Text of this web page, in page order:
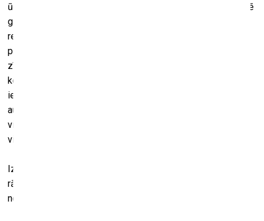
ūdensaugu karalieni, tai radniecīgais lotosa zieds simbolizē
garīgu atjaunošanos un atdzimšanu. Jaunajā izstādē
redzamās ūdensrozes tapušas no jūgendstila perioda līdz
pat 20. gadsimta otrajai pusei un “zied” visu gadu – tās
zīmētas uz porcelāna un stikla, izkaltas metālā, iegravētas
kokā un dārgmetālā, izšūtas uz dažādām tekstilijām,
iespiestas uz pastkartēm un grāmatām, gleznotas uz
audekla. Izstādē skatāmās ūdensrozes attēlotas uz
visdažādāko izmēru priekšmetiem – no uzpirksteņa līdz
vitrāžai un lambrekenam.
Izstādē būs aplūkojams arī Rīgā darināts jūgendstila laika
rāmis, ko muzejam “Rīgas Jūgendstila centrs” dāvinājis
nodibinājums “Nākotnes atbalsta fonds”.